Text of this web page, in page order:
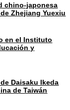
chino-japonesa
Zhejiang Yuexiu
en el Instituto
y
Daisaku Ikeda
de Taiwán